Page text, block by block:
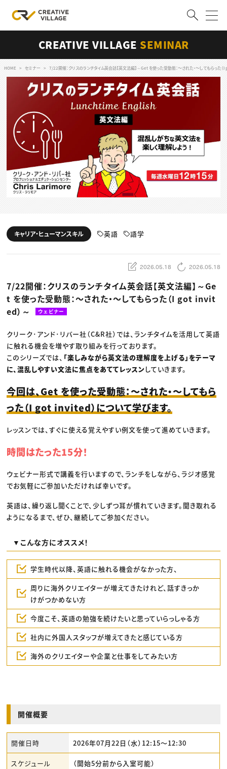
ログイン 会員登録
クリエイター求人を探す
CREATIVE JOB求人検索
特集求人
採用説明会
転職支援サービス
CONTENTS
スキルアップしたい！
動画配信・映像制作
編集・ライティング
ディレクション
TOP Creator’s コラム トップ
Webクリエイター
ゲームクリエイター
クリエイターインタビュー
C＆R Magazine
セミナー
ニュース・トレンド トップ
Web
映像
ゲーム・エンタメ
広告
CREATIVE VILLAGEからのお知らせ
プロフェッショナル×つながる×メディア
CREATIVE VILLAGE SEMINAR
HOME セミナー 7/22開催：クリスのランチタイム英会話【英文法編】～Get を使った受動態：〜された・〜してもらった
キャリア・ヒューマンスキル 英語 語学
2026.05.18 2026.05.18
7/22開催：クリスのランチタイム英会話【英文法編】～Ge
t を使った受動態：〜された・〜してもらった（I got invit
ed）～
ウェビナー
クリーク･アンド･リバー社（C&R社）では、ランチタイムを活用して英語
に触れる機会を増やす取り組みを行っております。
このシリーズでは、 「楽しみながら英文法の理解度を上げる」をテーマ
に、混乱しやすい文法に焦点をあててレッスンしていきます。
今回は、Get を使った受動態：〜された・〜してもら
った（I got invited）について学びます。
レッスンでは、すぐに使える覚えやすい例文を使って進めていきます。
時間はたった15分！
ウェビナー形式で講義を行いますので、ランチをしながら、ラジオ感覚
でお気軽にご参加いただければ幸いです。
英語は、繰り返し聞くことで、少しずつ耳が慣れていきます。聞き取れる
ようになるまで、ぜひ、継続してご参加ください。
▼こんな方にオススメ！
学生時代以降、英語に触れる機会がなかった方、
周りに海外クリエイターが増えてきたけれど、話すきっか
けがつかめない方
今度こそ、英語の勉強を続けたいと思っていらっしゃる方
社内に外国人スタッフが増えてきたと感じている方
海外のクリエイターや企業と仕事をしてみたい方
開催概要
開催日時 2026年07月22日（水）12:15〜12:30
スケジュール
（開始5分前から入室可能）